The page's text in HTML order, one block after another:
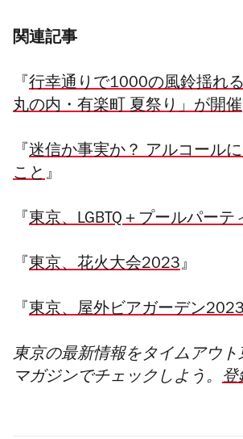
関連記事
『 行幸通りで1000の風鈴揺れ
丸の内・有楽町 夏祭り」が開催
『 迷信か事実か？ アルコール
こと』
『 東京、LGBTQ＋プールパーテ
『 東京、花火大会2023』
『 東京、屋外ビアガーデン
東京の最新情報をタイムアウト
マガジンでチェックしよう。 登